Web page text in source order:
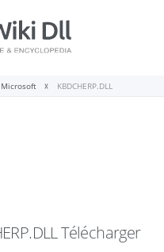
Microsoft KBDCHERP.DLL
Télécharger